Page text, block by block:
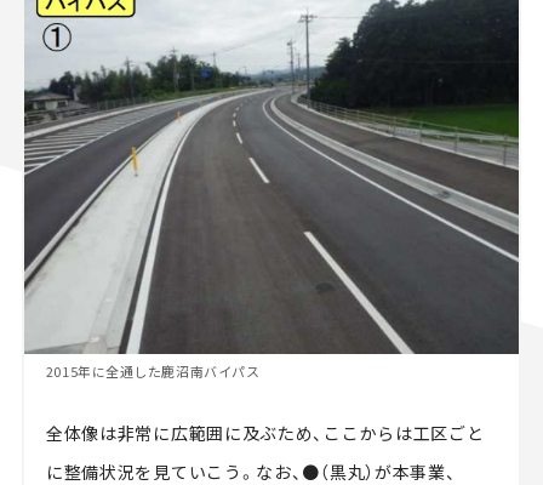
2015年に全通した鹿沼南バイパス
全体像は非常に広範囲に及ぶため、ここからは工区ごと
に整備状況を見ていこう。なお、●（黒丸）が本事業、